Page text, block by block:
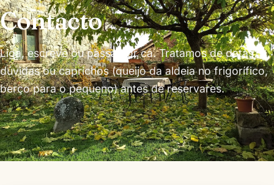
Contacto
Liga, escreve ou passa por cá. Tratamos de datas,
dúvidas ou caprichos (queijo da aldeia no frigorífico,
berço para o pequeno) antes de reservares.